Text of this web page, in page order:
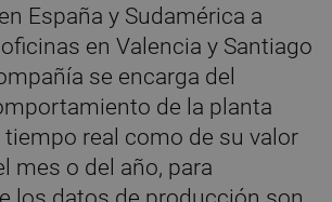
España y Sudamérica a
en Valencia y Santiago
se encarga del
de la planta
real como de su valor
mes o del año, para